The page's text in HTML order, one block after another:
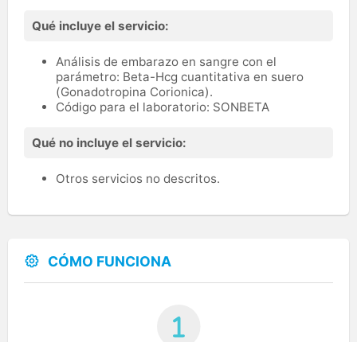
Qué incluye el servicio:
Análisis de embarazo en sangre con el
parámetro: Beta-Hcg cuantitativa en suero
(Gonadotropina Corionica).
Código para el laboratorio: SONBETA
Qué no incluye el servicio:
Otros servicios no descritos.
CÓMO FUNCIONA